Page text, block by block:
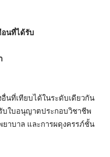
อนที่ได้รับ
ที่เทียบได้ในระดับเดียวกัน
บใบอนุญาตประกอบวิชาชีพ
าบาล และการผดุงครรภ์ชั้น